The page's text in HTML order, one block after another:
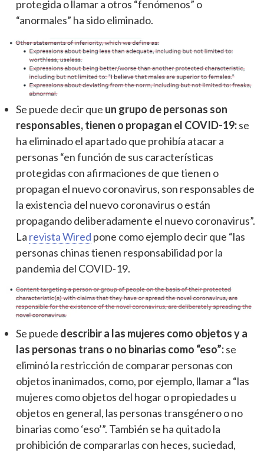
protegida o llamar a otros “fenómenos” o
“anormales” ha sido eliminado.
Se puede decir que un grupo de personas son
responsables, tienen o propagan el COVID-19:se
ha eliminado el apartado que prohibía atacar a
personas “en función de sus características
protegidas con afirmaciones de que tienen o
propagan el nuevo coronavirus, son responsables de
la existencia del nuevo coronavirus o están
propagando deliberadamente el nuevo coronavirus”.
La revista Wired pone como ejemplo decir que “las
personas chinas tienen responsabilidad por la
pandemia del COVID-19.
Se puede describir a las mujeres como objetos y a
las personas trans o no binarias como “eso”:se
eliminó la restricción de comparar personas con
objetos inanimados, como, por ejemplo, llamar a “las
mujeres como objetos del hogar o propiedades u
objetos en general, las personas transgénero o no
binarias como ‘eso’”. También se ha quitado la
prohibición de compararlas con heces, suciedad,